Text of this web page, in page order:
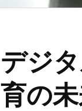
デジ
育の